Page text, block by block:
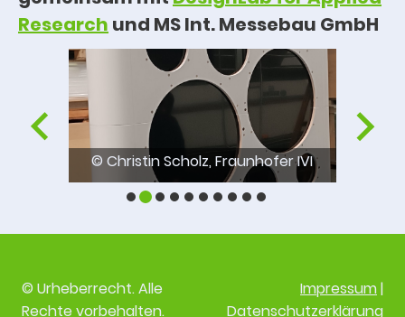
Research und MS Int. Messebau GmbH
© Christin Scholz, Fraunhofer IVI
© Urheberrecht. Alle
Rechte vorbehalten.
Impressum|
Datenschutzerklärung